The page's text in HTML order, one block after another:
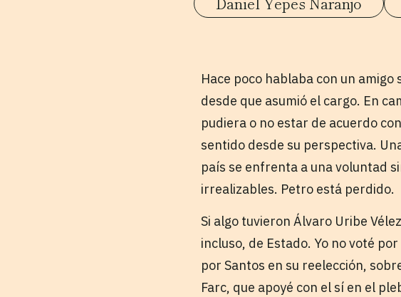
Hace poco hablaba con un
desde que asumió el cargo. En
pudiera o no estar de acuerdo
sentido desde su perspectiva.
país se enfrenta a una voluntad
irrealizables. Petro está perdido.
Si algo tuvieron Álvaro Uribe
incluso, de Estado. Yo no voté
por Santos en su reelección,
Farc, que apoyé con el sí en el